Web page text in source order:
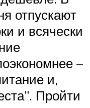
отпускают
и всячески
–
и,
Пройти